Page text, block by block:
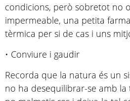
condicions, però sobretot no
impermeable, una petita
tèrmica per si de cas i uns
• Conviure i gaudir
Recorda que la natura és un
no ha desequilibrar-se amb la